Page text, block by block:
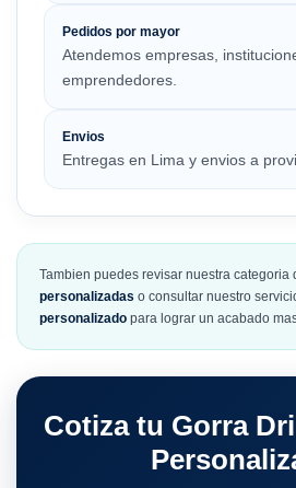
Pedidos por mayor
Atendemos empresas,
emprendedores.
Envios
Entregas en Lima y envios a
Tambien puedes revisar nuestra categoria
personalizadas o consultar nuestro
personalizado para lograr un acabado
Cotiza tu Gorra